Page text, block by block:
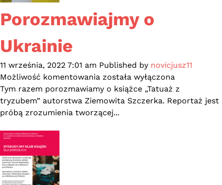
Porozmawiajmy o
Ukrainie
11 września, 2022 7:01 am Published by novicjusz11
Możliwość komentowania Porozmawiajmy
o
Ukrainie
została wyłączona
Tym razem porozmawiamy o książce „Tatuaż z
tryzubem” autorstwa Ziemowita Szczerka. Reportaż jest
próbą zrozumienia tworzącej...